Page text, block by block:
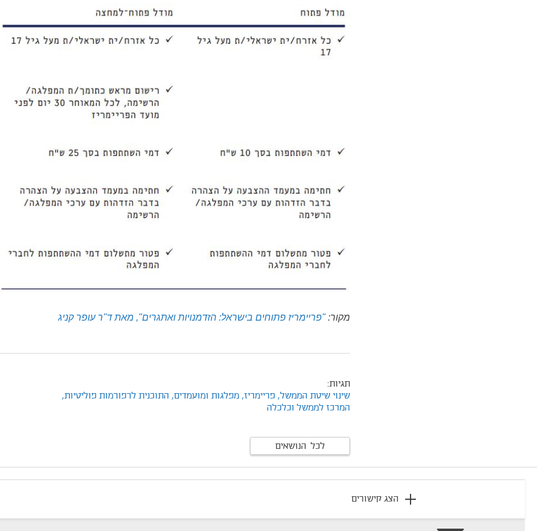
מקור:"פריימריז פתוחים בישראל: הזדמנויות ואתגרים", מאת ד"ר עופר קניג
תגיות:
שינוי שיטת הממשל, פריימריז, מפלגות ומועמדים, התוכנית לרפורמות פוליטיות,
המרכז לממשל וכלכלה
לכל הנושאים
footer
הצג קישורים